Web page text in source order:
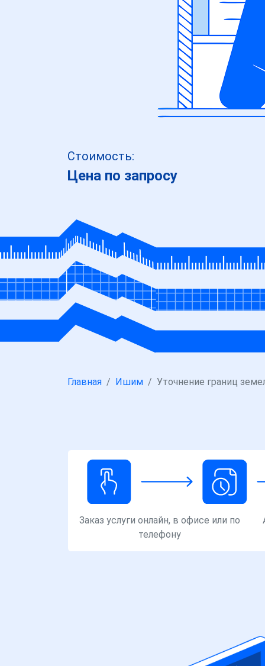
Стоимость:
Цена по запросу
Главная Ишим Уточнение границ
Заказ услуги онлайн, в офисе или по
телефону